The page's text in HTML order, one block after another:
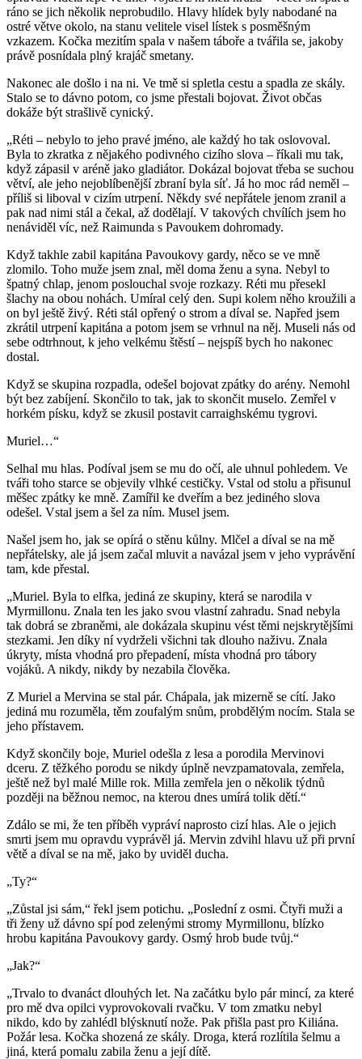
ráno se jich několik neprobudilo. Hlavy hlídek byly nabodané na
ostré větve okolo, na stanu velitele visel lístek s posměšným
vzkazem. Kočka mezitím spala v našem táboře a tvářila se, jakoby
právě posnídala plný krajáč smetany.
Nakonec ale došlo i na ni. Ve tmě si spletla cestu a spadla ze skály.
Stalo se to dávno potom, co jsme přestali bojovat. Život občas
dokáže být strašlivě cynický.
„Réti – nebylo to jeho pravé jméno, ale každý ho tak oslovoval.
Byla to zkratka z nějakého podivného cizího slova – říkali mu tak,
když zápasil v aréně jako gladiátor. Dokázal bojovat třeba se suchou
větví, ale jeho nejoblíbenější zbraní byla síť. Já ho moc rád neměl –
příliš si liboval v cizím utrpení. Někdy své nepřátele jenom zranil a
pak nad nimi stál a čekal, až dodělají. V takových chvílích jsem ho
nenáviděl víc, než Raimunda s Pavoukem dohromady.
Když takhle zabil kapitána Pavoukovy gardy, něco se ve mně
zlomilo. Toho muže jsem znal, měl doma ženu a syna. Nebyl to
špatný chlap, jenom poslouchal svoje rozkazy. Réti mu přesekl
šlachy na obou nohách. Umíral celý den. Supi kolem něho kroužili a
on byl ještě živý. Réti stál opřený o strom a díval se. Napřed jsem
zkrátil utrpení kapitána a potom jsem se vrhnul na něj. Museli nás od
sebe odtrhnout, k jeho velkému štěstí – nejspíš bych ho nakonec
dostal.
Když se skupina rozpadla, odešel bojovat zpátky do arény. Nemohl
být bez zabíjení. Skončilo to tak, jak to skončit muselo. Zemřel v
horkém písku, když se zkusil postavit carraighskému tygrovi.
Muriel…“
Selhal mu hlas. Podíval jsem se mu do očí, ale uhnul pohledem. Ve
tváři toho starce se objevily vlhké cestičky. Vstal od stolu a přisunul
měšec zpátky ke mně. Zamířil ke dveřím a bez jediného slova
odešel. Vstal jsem a šel za ním. Musel jsem.
Našel jsem ho, jak se opírá o stěnu kůlny. Mlčel a díval se na mě
nepřátelsky, ale já jsem začal mluvit a navázal jsem v jeho vyprávění
tam, kde přestal.
„Muriel. Byla to elfka, jediná ze skupiny, která se narodila v
Myrmillonu. Znala ten les jako svou vlastní zahradu. Snad nebyla
tak dobrá se zbraněmi, ale dokázala skupinu vést těmi nejskrytějšími
stezkami. Jen díky ní vydrželi všichni tak dlouho naživu. Znala
úkryty, místa vhodná pro přepadení, místa vhodná pro tábory
vojáků. A nikdy, nikdy by nezabila člověka.
Z Muriel a Mervina se stal pár. Chápala, jak mizerně se cítí. Jako
jediná mu rozuměla, těm zoufalým snům, probdělým nocím. Stala se
jeho přístavem.
Když skončily boje, Muriel odešla z lesa a porodila Mervinovi
dceru. Z těžkého porodu se nikdy úplně nevzpamatovala, zemřela,
ještě než byl malé Mille rok. Milla zemřela jen o několik týdnů
později na běžnou nemoc, na kterou dnes umírá tolik dětí.“
Zdálo se mi, že ten příběh vypráví naprosto cizí hlas. Ale o jejich
smrti jsem mu opravdu vyprávěl já. Mervin zdvihl hlavu už při první
větě a díval se na mě, jako by uviděl ducha.
„Ty?“
„Zůstal jsi sám,“ řekl jsem potichu. „Poslední z osmi. Čtyři muži a
tři ženy už dávno spí pod zelenými stromy Myrmillonu, blízko
hrobu kapitána Pavoukovy gardy. Osmý hrob bude tvůj.“
„Jak?“
„Trvalo to dvanáct dlouhých let. Na začátku bylo pár mincí, za které
pro mě dva opilci vyprovokovali rvačku. V tom zmatku nebyl
nikdo, kdo by zahlédl blýsknutí nože. Pak přišla past pro Kiliána.
Požár lesa. Kočka shozená ze skály. Droga, která rozlítila šelmu a
jiná, která pomalu zabila ženu a její dítě.